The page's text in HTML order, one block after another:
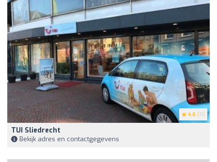
4.6 (11)
TUI Sliedrecht
Bekijk adres en contactgegevens